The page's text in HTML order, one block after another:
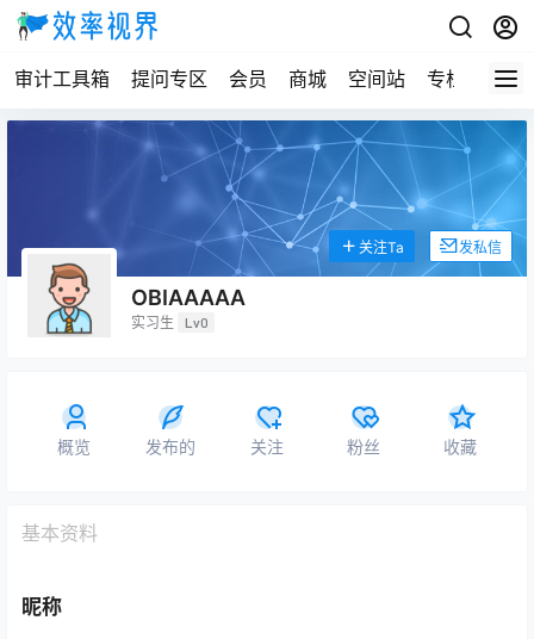
审计工具箱 提问专区 会员 商城 空间站 专栏
OBIAAAAA
实习生 Lv0
关注Ta 发私信
概览 发布的 关注 粉丝 收藏
基本资料
昵称